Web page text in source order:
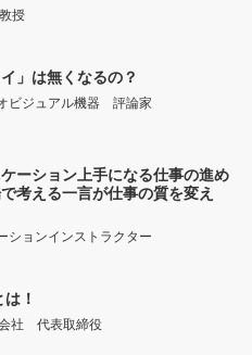
授
」は無くなるの？
ビジュアル機器 評論家
ーション上手になる仕事の進め
考える一言が仕事の質を変え
ションインストラクター
！
社 代表取締役